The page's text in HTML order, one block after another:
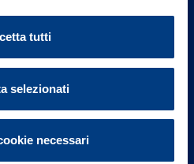
tutti
selezionati
necessari